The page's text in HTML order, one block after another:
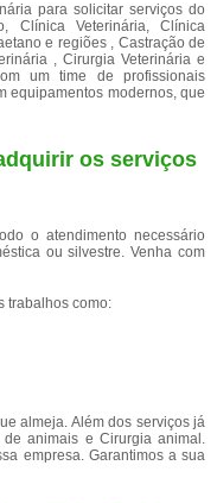
para solicitar serviços do
Clínica Veterinária, Clínica
e regiões , Castração de
, Cirurgia Veterinária e
um time de profissionais
equipamentos modernos, que
os serviços
o atendimento necessário
ou silvestre. Venha com
trabalhos como:
almeja. Além dos serviços já
de animais e Cirurgia animal.
empresa. Garantimos a sua